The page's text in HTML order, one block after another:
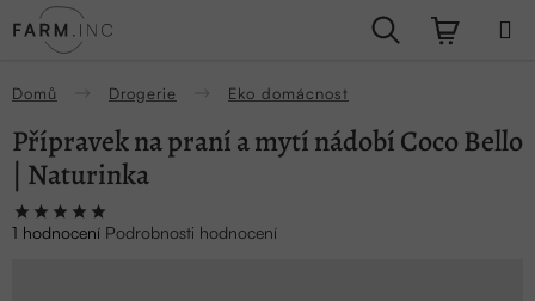
na
Hledat
Domů Drogerie Eko domácnost
Přípravek na praní a mytí nádobí Coco Bello
| Naturinka
Průměrné
hodnocení
1 hodnocení Podrobnosti hodnocení